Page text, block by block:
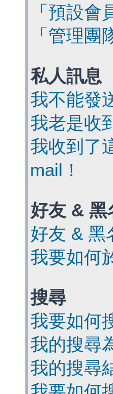
「預設
「管理
私人訊息
我不能發
我老是收
我收到了
mail！
好友 & 黑
好友 & 黑
我要如何
搜尋
我要如何
我的搜尋
我的搜尋